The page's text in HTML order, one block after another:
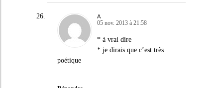
A
05 nov. 2013 à 21:58
* à vrai dire
* je dirais que c’est très
poétique